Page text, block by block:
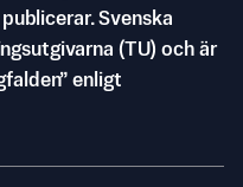
Svenska
(TU) och är
enligt